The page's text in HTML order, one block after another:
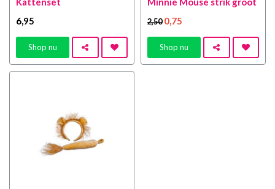
6,95
Shop nu
2,500,75
Shop nu